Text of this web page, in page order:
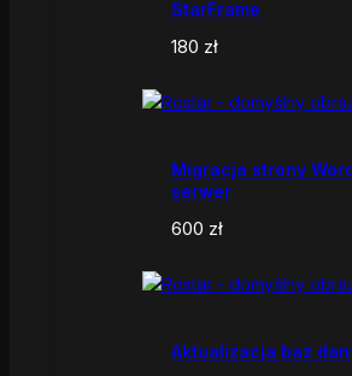
StarFrame
180 zł
Migracja strony
serwer
600 zł
Aktualizacja baz